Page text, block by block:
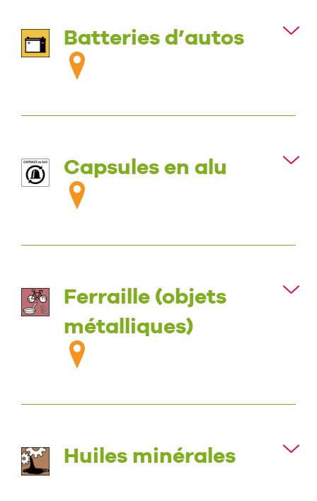
Batteries d’autos
Capsules en alu
Ferraille (objets
métalliques)
Huiles minérales